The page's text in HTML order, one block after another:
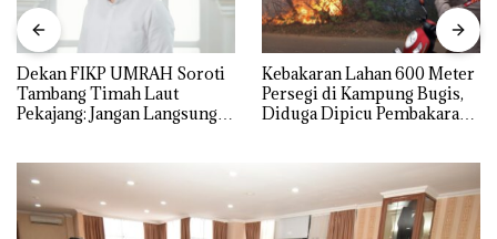
Dekan FIKP UMRAH Soroti
Tambang Timah Laut
Pekajang: Jangan Langsung
Lingkungannya
Kebakaran Lahan 600 Meter
Persegi di Kampung Bugis,
Diduga Dipicu Pembakaran